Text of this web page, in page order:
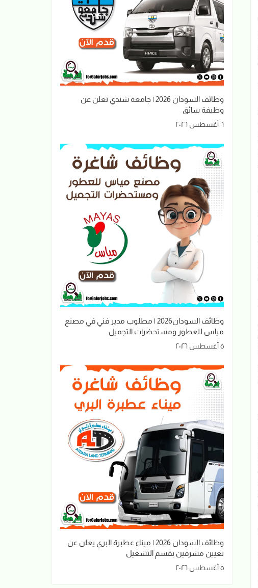
وظائف السودان 2026 | جامعة شندي تعلن عن
وظيفة سائق
٦ أغسطس ٢٠٢٦
وظائف السودان2026 | مطلوب مدير فني في مصنع
مياس للعطور ومستحضرات التجميل
٥ أغسطس ٢٠٢٦
وظائف السودان 2026 | ميناء عطبرة البري يعلن عن
تعيين مشرفين بقسم التشغيل
٥ أغسطس ٢٠٢٦